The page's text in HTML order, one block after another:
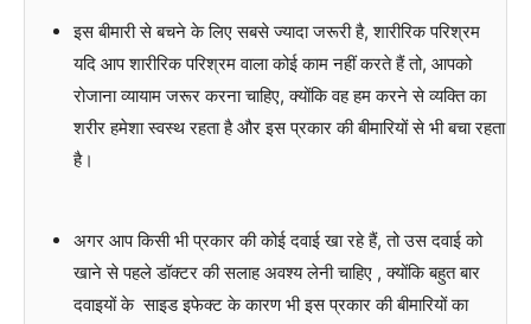
इस बीमारी से बचने के लिए सबसे ज्यादा जरूरी है, शारीरिक परिश्रम
यदि आप शारीरिक परिश्रम वाला कोई काम नहीं करते हैं तो, आपको
रोजाना व्यायाम जरूर करना चाहिए, क्योंकि वह हम करने से व्यक्ति का
शरीर हमेशा स्वस्थ रहता है और इस प्रकार की बीमारियों से भी बचा रहता
है।
अगर आप किसी भी प्रकार की कोई दवाई खा रहे हैं, तो उस दवाई को
खाने से पहले डॉक्टर की सलाह अवश्य लेनी चाहिए , क्योंकि बहुत बार
दवाइयों के साइड इफेक्ट के कारण भी इस प्रकार की बीमारियों का